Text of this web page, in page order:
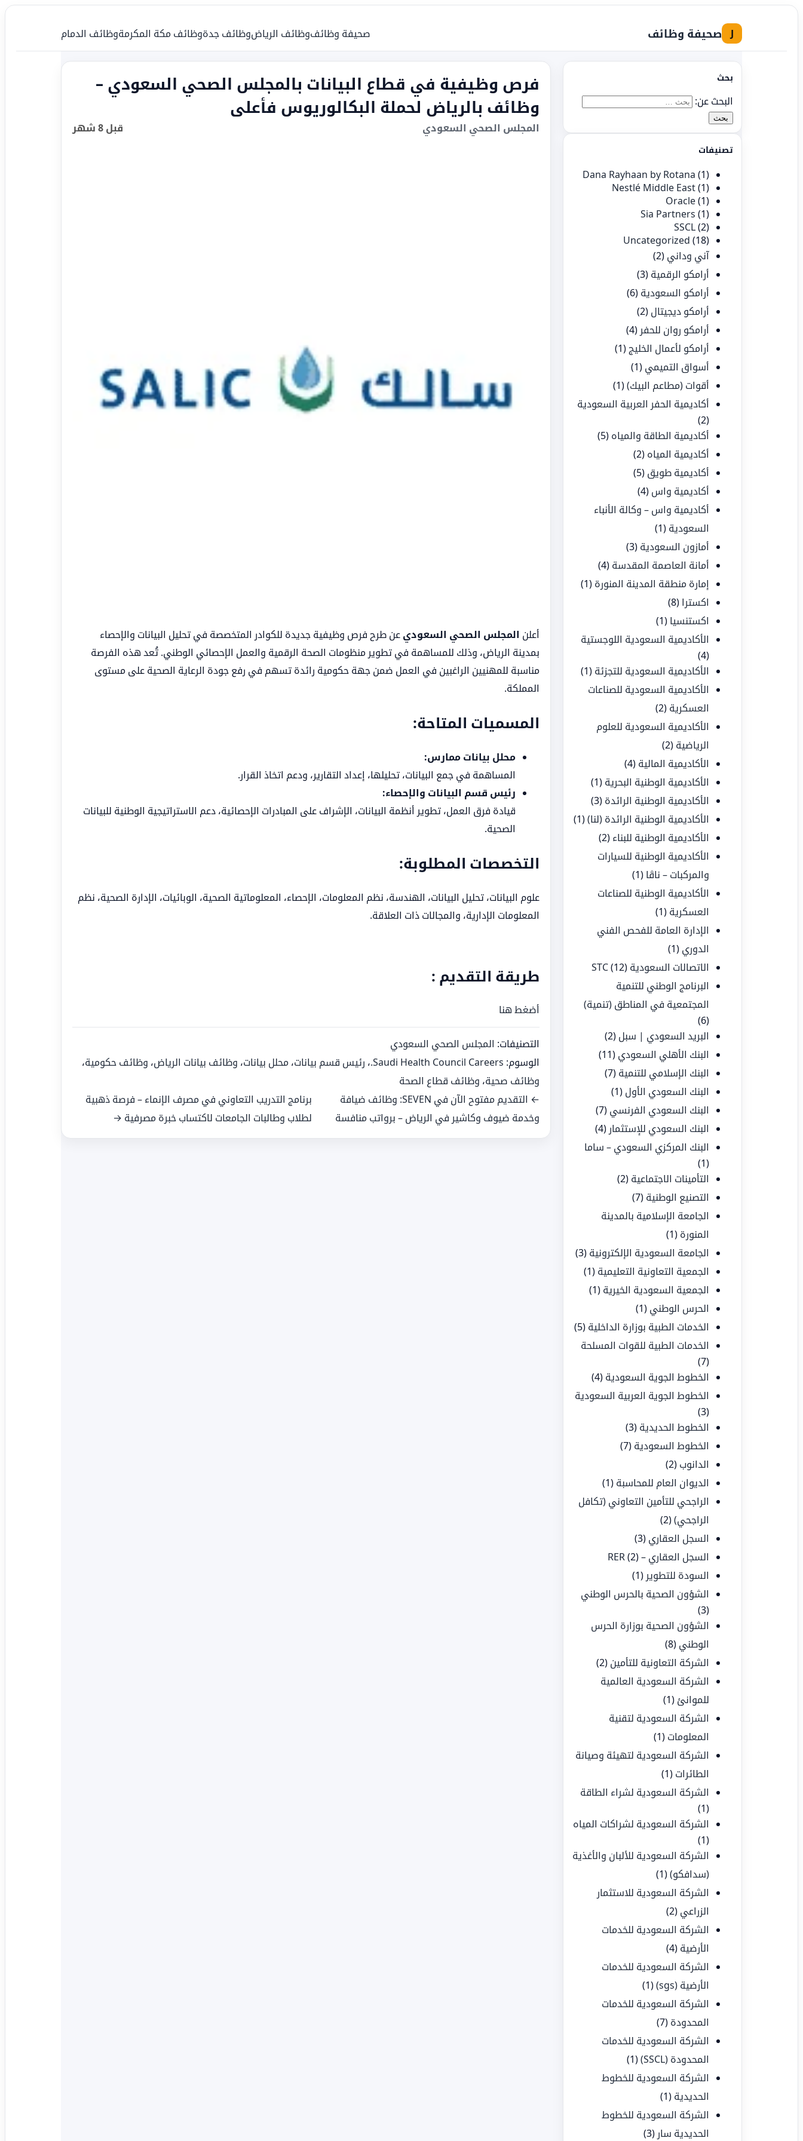
J صحيفة وظائف صحيفة وظائفوظائف الرياضوظائف جدةوظائف مكة المكرمةوظائف الدمام
بحث
البحث عن:
تصنيفات
Dana Rayhaan by Rotana (1)
Nestlé Middle East(1)
Oracle(1)
Sia Partners (1)
SSCL(2)
Uncategorized (18)
آني وداني (2)
أرامكو الرقمية (3)
أرامكو السعودية (6)
أرامكو ديجيتال (2)
أرامكو روان للحفر (4)
أرامكو لأعمال الخليج (1)
أسواق التميمي (1)
أقوات (مطاعم البيك)(1)
أكاديمية الحفر العربية السعودية
(2)
أكاديمية الطاقة والمياه (5)
أكاديمية المياه (2)
أكاديمية طويق (5)
أكاديمية واس (4)
أكاديمية واس – وكالة الأنباء
السعودية (1)
أمازون السعودية (3)
أمانة العاصمة المقدسة (4)
إمارة منطقة المدينة المنورة (1)
اكسترا (8)
اكستنسيا (1)
الأكاديمية السعودية اللوجستية
(4)
الأكاديمية السعودية للتجزئة (1)
الأكاديمية السعودية للصناعات
العسكرية (2)
الأكاديمية السعودية للعلوم
الرياضية (2)
الأكاديمية المالية (4)
الأكاديمية الوطنية البحرية (1)
الأكاديمية الوطنية الرائدة (3)
الأكاديمية الوطنية الرائدة (لنا)(1)
الأكاديمية الوطنية للبناء (2)
الأكاديمية الوطنية للسيارات
والمركبات – ناڤا (1)
الأكاديمية الوطنية للصناعات
العسكرية (1)
الإدارة العامة للفحص الفني
الدوري (1)
الاتصالات السعودية STC (12)
البرنامج الوطني للتنمية
المجتمعية في المناطق (تنمية)
(6)
البريد السعودي | سبل (2)
البنك الأهلي السعودي (11)
البنك الإسلامي للتنمية (7)
البنك السعودي الأول (1)
البنك السعودي الفرنسي (7)
البنك السعودي للإستثمار (4)
البنك المركزي السعودي – ساما
(1)
التأمينات الاجتماعية (2)
التصنيع الوطنية (7)
الجامعة الإسلامية بالمدينة
المنورة (1)
الجامعة السعودية الإلكترونية (3)
الجمعية التعاونية التعليمية (1)
الجمعية السعودية الخيرية (1)
الحرس الوطني (1)
الخدمات الطبية بوزارة الداخلية (5)
الخدمات الطبية للقوات المسلحة
(7)
الخطوط الجوية السعودية (4)
الخطوط الجوية العربية السعودية
(3)
الخطوط الحديدية (3)
الخطوط السعودية (7)
الدانوب (2)
الديوان العام للمحاسبة (1)
الراجحي للتأمين التعاوني (تكافل
الراجحي)(2)
السجل العقاري (3)
السجل العقاري – RER(2)
السودة للتطوير (1)
الشؤون الصحية بالحرس الوطني
(3)
الشؤون الصحية بوزارة الحرس
الوطني (8)
الشركة التعاونية للتأمين (2)
الشركة السعودية العالمية
للموانئ (1)
الشركة السعودية لتقنية
المعلومات (1)
الشركة السعودية لتهيئة وصيانة
الطائرات (1)
الشركة السعودية لشراء الطاقة
(1)
الشركة السعودية لشراكات المياه
(1)
الشركة السعودية للألبان والأغذية
(سدافكو)(1)
الشركة السعودية للاستثمار
الزراعي (2)
الشركة السعودية للخدمات
الأرضية (4)
الشركة السعودية للخدمات
الأرضية (sgs)
(1)
الشركة السعودية للخدمات
المحدودة (7)
الشركة السعودية للخدمات
المحدودة (SSCL)
(1)
الشركة السعودية للخطوط
الحديدية (1)
الشركة السعودية للخطوط
الحديدية سار (3)
فرص وظيفية في قطاع البيانات بالمجلس الصحي السعودي –
وظائف بالرياض لحملة البكالوريوس فأعلى
المجلس الصحي السعودي قبل 8 شهر
أعلن المجلس الصحي السعودي عن طرح فرص وظيفية جديدة للكوادر المتخصصة في تحليل البيانات والإحصاء
بمدينة الرياض، وذلك للمساهمة في تطوير منظومات الصحة الرقمية والعمل الإحصائي الوطني. تُعد هذه الفرصة
مناسبة للمهنيين الراغبين في العمل ضمن جهة حكومية رائدة تسهم في رفع جودة الرعاية الصحية على مستوى
المملكة.
المسميات المتاحة:
محلل بيانات ممارس:
المساهمة في جمع البيانات، تحليلها، إعداد التقارير، ودعم اتخاذ القرار.
رئيس قسم البيانات والإحصاء:
قيادة فرق العمل، تطوير أنظمة البيانات، الإشراف على المبادرات الإحصائية، دعم الاستراتيجية الوطنية للبيانات
الصحية.
التخصصات المطلوبة:
علوم البيانات، تحليل البيانات، الهندسة، نظم المعلومات، الإحصاء، المعلوماتية الصحية، الوبائيات، الإدارة الصحية، نظم
المعلومات الإدارية، والمجالات ذات العلاقة.
طريقة التقديم :
أضغط هنا
التصنيفات: المجلس الصحي السعودي
الوسوم: Saudi Health Council Careers. ، رئيس قسم بيانات، محلل بيانات، وظائف بيانات الرياض، وظائف حكومية،
وظائف صحية، وظائف قطاع الصحة
← التقديم مفتوح الآن في SEVEN: وظائف ضيافة
وخدمة ضيوف وكاشير في الرياض – برواتب منافسة
برنامج التدريب التعاوني في مصرف الإنماء – فرصة ذهبية
لطلاب وطالبات الجامعات لاكتساب خبرة مصرفية →